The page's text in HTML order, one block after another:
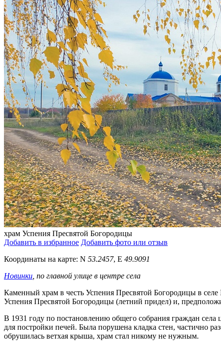
храм Успения Пресвятой Богородицы
Добавить в избранное Добавить фото или отзыв
Координаты на карте: N 53.2457, E 49.9091
Новинки , по главной улице в центре села
Каменный храм в честь Успения Пресвятой Богородицы в
Успения Пресвятой Богородицы (летний придел) и,
В 1931 году по постановлению общего собрания граждан села
для постройки печей. Была порушена кладка стен, частично
обрушилась ветхая крыша, храм стал никому не нужным.